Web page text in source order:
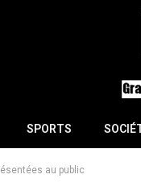
SPORTS
au public